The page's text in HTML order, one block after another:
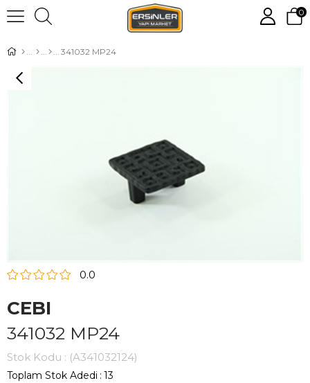
0
341032 MP24
0.0
CEBI
341032 MP24
Stok Kodu (A341032124)
Toplam Stok Adedi : 13